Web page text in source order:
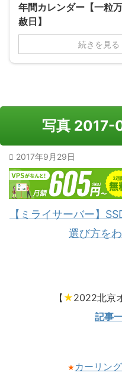
年間カレンダー【一粒
赦日】
続きを見る
写真
2017年9月29日
【ミライサーバー】
選び方を
【 ★2022北京
記事
★ カーリン